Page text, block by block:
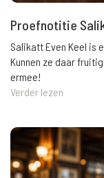
Proefnotitie
Salikatt Even Keel is
Kunnen ze daar
ermee!
Verder lezen